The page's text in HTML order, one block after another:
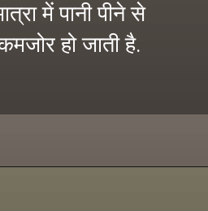
में पानी पीने से
हो जाती है.